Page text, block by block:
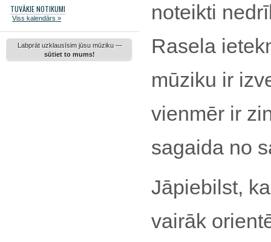
TUVĀKIE NOTIKUMI
Viss kalendārs »
Labprāt uzklausīsim jūsu mūziku —
sūtiet to mums!
noteikti
Rasela
mūziku ir
vienmēr ir
sagaida no
Jāpiebilst,
vairāk